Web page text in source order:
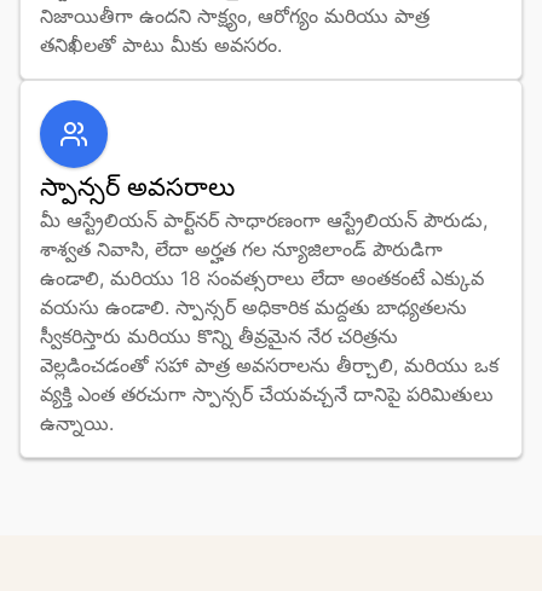
నిజాయితీగా ఉందని సాక్ష్యం, ఆరోగ్యం మరియు పాత్ర
తనిఖీలతో పాటు మీకు అవసరం.
స్పాన్సర్ అవసరాలు
మీ ఆస్ట్రేలియన్ పార్ట్‌నర్ సాధారణంగా ఆస్ట్రేలియన్ పౌరుడు,
శాశ్వత నివాసి, లేదా అర్హత గల న్యూజిలాండ్ పౌరుడిగా
ఉండాలి, మరియు 18 సంవత్సరాలు లేదా అంతకంటే ఎక్కువ
వయసు ఉండాలి. స్పాన్సర్ అధికారిక మద్దతు బాధ్యతలను
స్వీకరిస్తారు మరియు కొన్ని తీవ్రమైన నేర చరిత్రను
వెల్లడించడంతో సహా పాత్ర అవసరాలను తీర్చాలి, మరియు ఒక
వ్యక్తి ఎంత తరచుగా స్పాన్సర్ చేయవచ్చనే దానిపై పరిమితులు
ఉన్నాయి.